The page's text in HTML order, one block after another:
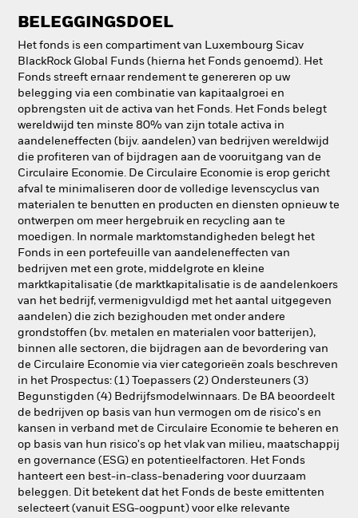
BELEGGINGSDOEL
Het fonds is een compartiment van Luxembourg Sicav
BlackRock Global Funds (hierna het Fonds genoemd). Het
Fonds streeft ernaar rendement te genereren op uw
belegging via een combinatie van kapitaalgroei en
opbrengsten uit de activa van het Fonds. Het Fonds belegt
wereldwijd ten minste 80% van zijn totale activa in
aandeleneffecten (bijv. aandelen) van bedrijven wereldwijd
die profiteren van of bijdragen aan de vooruitgang van de
Circulaire Economie. De Circulaire Economie is erop gericht
afval te minimaliseren door de volledige levenscyclus van
materialen te benutten en producten en diensten opnieuw te
ontwerpen om meer hergebruik en recycling aan te
moedigen. In normale marktomstandigheden belegt het
Fonds in een portefeuille van aandeleneffecten van
bedrijven met een grote, middelgrote en kleine
marktkapitalisatie (de marktkapitalisatie is de aandelenkoers
van het bedrijf, vermenigvuldigd met het aantal uitgegeven
aandelen) die zich bezighouden met onder andere
grondstoffen (bv. metalen en materialen voor batterijen),
binnen alle sectoren, die bijdragen aan de bevordering van
de Circulaire Economie via vier categorieën zoals beschreven
in het Prospectus: (1) Toepassers (2) Ondersteuners (3)
Begunstigden (4) Bedrijfsmodelwinnaars. De BA beoordeelt
de bedrijven op basis van hun vermogen om de risico's en
kansen in verband met de Circulaire Economie te beheren en
op basis van hun risico's op het vlak van milieu, maatschappij
en governance (ESG) en potentieelfactoren. Het Fonds
hanteert een best-in-class-benadering voor duurzaam
beleggen. Dit betekent dat het Fonds de beste emittenten
selecteert (vanuit ESG-oogpunt) voor elke relevante